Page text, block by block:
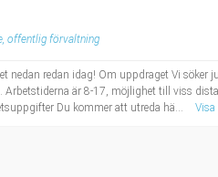
offentlig förvaltning
nedan redan idag! Om uppdraget Vi söker
är 8-17, möjlighet till viss
Du kommer att utreda hä...
Visa